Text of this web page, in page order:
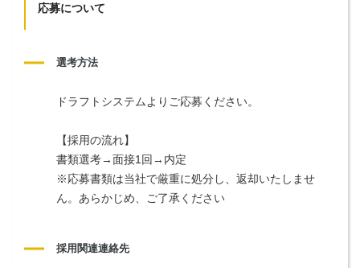
応募について
選考方法
ドラフトシステムよりご応募ください。
【採用の流れ】
書類選考→面接1回→内定
※応募書類は当社で厳重に処分し、返却いたしませ
ん。あらかじめ、ご了承ください
採用関連連絡先